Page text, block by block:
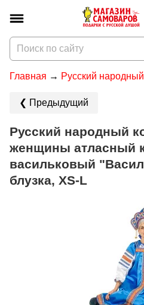
Главная Русский
❮ Предыдущий
Русский народный
женщины атласный
васильковый
блузка, XS-L